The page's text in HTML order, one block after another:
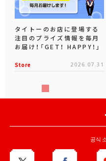
タイトーのお店に登場する
注目のプライズ情報を毎月
お届け！「GET！ HAPPY！」
Store 2026.07.31
공식